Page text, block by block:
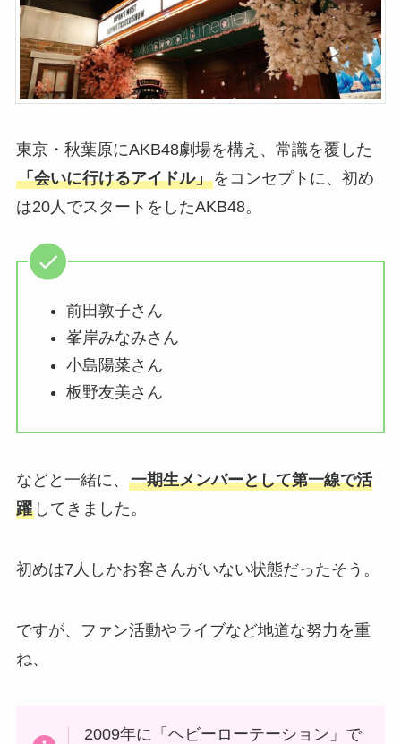
東京・秋葉原にAKB48劇場を構え、常識を覆した
「会いに行けるアイドル」をコンセプトに、初め
は20人でスタートをしたAKB48。
前田敦子さん
峯岸みなみさん
小島陽菜さん
板野友美さん
などと一緒に、 一期生メンバーとして第一線で活
躍してきました。
初めは7人しかお客さんがいない状態だったそう。
ですが、ファン活動やライブなど地道な努力を重
ね、
2009年に「ヘビーローテーション」で